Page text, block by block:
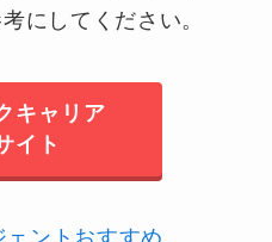
にしてください。
キャリア
イト